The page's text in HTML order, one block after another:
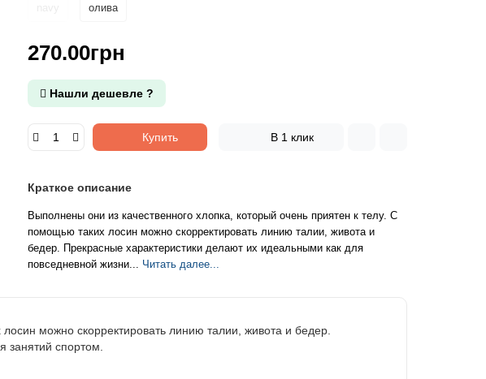
олива
270.00грн
Нашли дешевле ?
Купить В 1 клик
Краткое описание
Выполнены они из качественного хлопка, который очень приятен к телу. С
помощью таких лосин можно скорректировать линию талии, живота и
бедер. Прекрасные характеристики делают их идеальными как для
повседневной жизни... Читать далее...
можно скорректировать линию талии, живота и бедер.
занятий спортом.